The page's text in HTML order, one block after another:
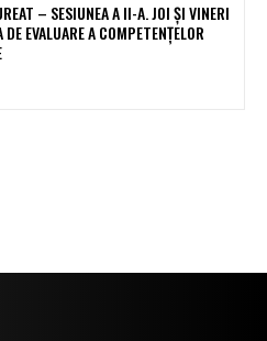
– SESIUNEA A II-A. JOI ȘI VINERI
EVALUARE A COMPETENȚELOR